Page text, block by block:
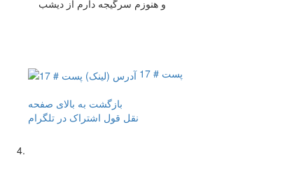
و هنوزم سرگیجه دارم از دیشب
پست # 17
بازگشت به بالای صفحه
نقل قول اشتراک در تلگرام